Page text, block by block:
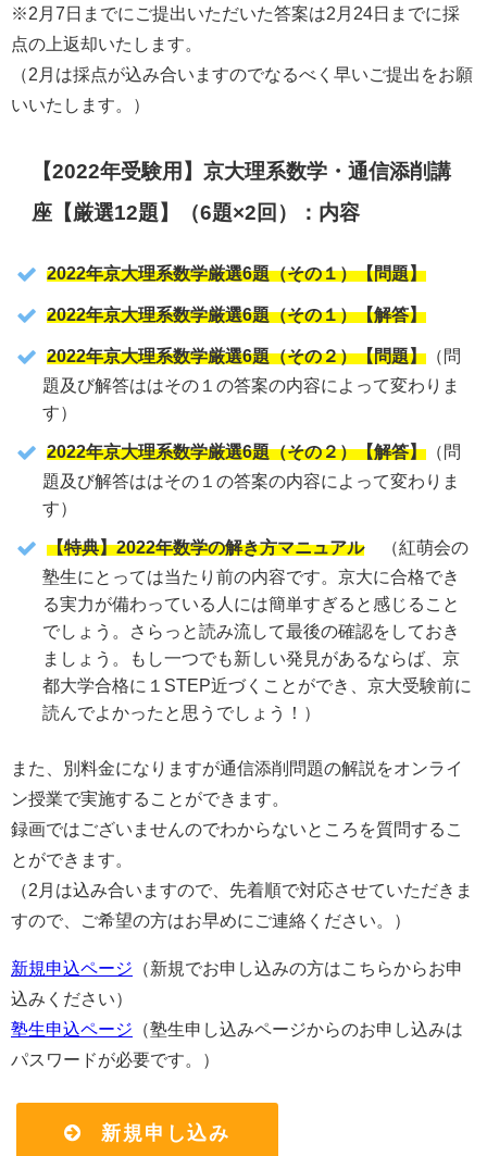
※2月7日までにご提出いただいた答案は2月24日までに採
点の上返却いたします。
（2月は採点が込み合いますのでなるべく早いご提出をお願
いいたします。）
【2022年受験用】京大理系数学・通信添削講
座【厳選12題】（6題×2回）：内容
2022年京大理系数学厳選6題（その１）【問題】
2022年京大理系数学厳選6題（その１）【解答】
2022年京大理系数学厳選6題（その２）【問題】 （問
題及び解答ははその１の答案の内容によって変わりま
す）
2022年京大理系数学厳選6題（その２）【解答】 （問
題及び解答ははその１の答案の内容によって変わりま
す）
【特典】2022年数学の解き方マニュアル（紅萌会の
塾生にとっては当たり前の内容です。京大に合格でき
る実力が備わっている人には簡単すぎると感じること
でしょう。さらっと読み流して最後の確認をしておき
ましょう。もし一つでも新しい発見があるならば、京
都大学合格に１STEP近づくことができ、京大受験前に
読んでよかったと思うでしょう！）
また、別料金になりますが通信添削問題の解説をオンライ
ン授業で実施することができます。
録画ではございませんのでわからないところを質問するこ
とができます。
（2月は込み合いますので、先着順で対応させていただきま
すので、ご希望の方はお早めにご連絡ください。）
新規申込ページ （新規でお申し込みの方はこちらからお申
込みください）
塾生申込ページ （塾生申し込みページからのお申し込みは
パスワードが必要です。）
新規申し込み